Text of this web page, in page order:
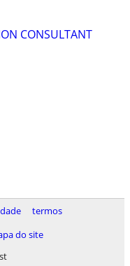
CONSULTANT
termos
do site